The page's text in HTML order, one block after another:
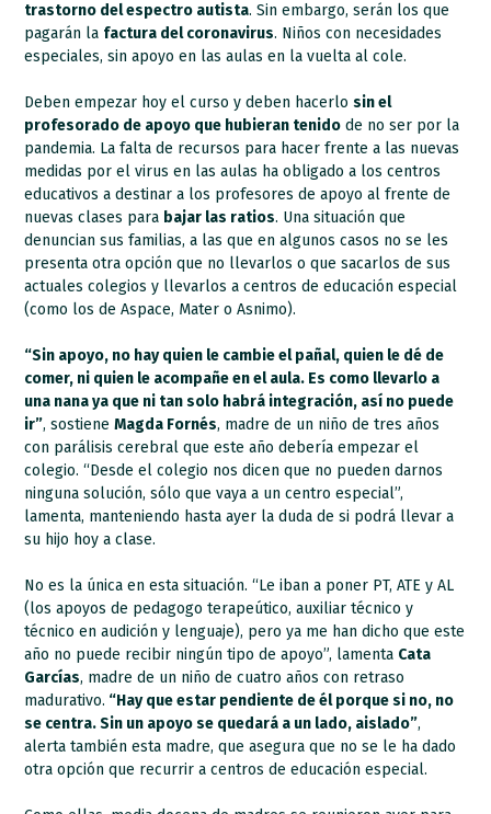
trastorno del espectro autista. Sin embargo, serán los que
pagarán la factura del coronavirus. Niños con necesidades
especiales, sin apoyo en las aulas en la vuelta al cole.
Deben empezar hoy el curso y deben hacerlosin el
profesorado de apoyo que hubieran tenido de no ser por la
pandemia. La falta de recursos para hacer frente a las nuevas
medidas por el virus en las aulas ha obligado a los centros
educativos a destinar a los profesores de apoyo al frente de
nuevas clases para bajar las ratios. Una situación que
denuncian sus familias, a las que en algunos casos no se les
presenta otra opción que no llevarlos o que sacarlos de sus
actuales colegios y llevarlos a centros de educación especial
(como los de Aspace, Mater o Asnimo).
“Sin apoyo, no hay quien le cambie el pañal, quien le dé de
comer, ni quien le acompañe en el aula. Es como llevarlo a
una nana ya que ni tan solo habrá integración, así no puede
ir”, sostieneMagda Fornés, madre de un niño de tres años
con parálisis cerebral que este año debería empezar el
colegio. “Desde el colegio nos dicen que no pueden darnos
ninguna solución, sólo que vaya a un centro especial”,
lamenta, manteniendo hasta ayer la duda de si podrá llevar a
su hijo hoy a clase.
No es la única en esta situación. “Le iban a poner PT, ATE y AL
(los apoyos de pedagogo terapeútico, auxiliar técnico y
técnico en audición y lenguaje), pero ya me han dicho que este
año no puede recibir ningún tipo de apoyo”, lamenta Cata
Garcías, madre de un niño de cuatro años con retraso
madurativo. “Hay que estar pendiente de él porque si no, no
se centra. Sin un apoyo se quedará a un lado, aislado”,
alerta también esta madre, que asegura que no se le ha dado
otra opción que recurrir a centros de educación especial.